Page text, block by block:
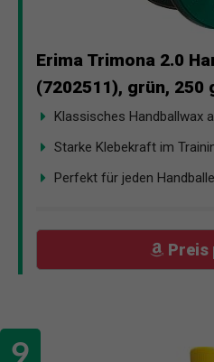
Erima Trimona 2.0
(7202511), grün, 250
Klassisches Handballwax
Starke Klebekraft im
Perfekt für jeden
Preis